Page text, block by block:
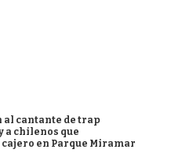
al cantante de trap
a chilenos que
en Parque Miramar